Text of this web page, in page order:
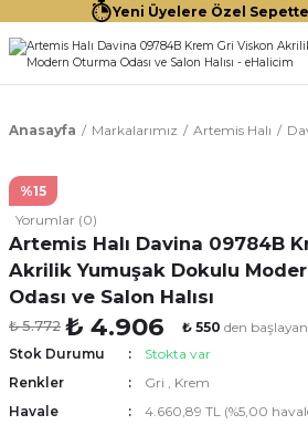
Yeni Üyelere Özel Sepette
Anasayfa Markalarımız Artemis Halı
%15
Yorumlar (0)
Artemis Halı Davina 09784B
Akrilik Yumuşak Dokulu
Odası ve Salon Halısı
₺ 5.772 ₺ 4.906 ₺ 550 den
Stok Durumu
Stokta var
Renkler
Gri , Krem
Havale
4.660,89 TL (%5,00